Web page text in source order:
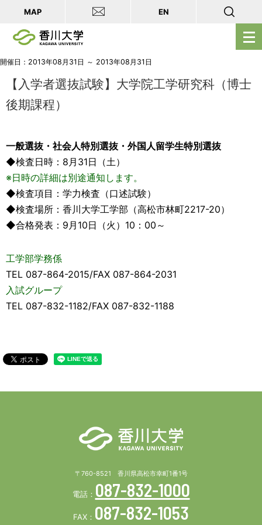
メ
ニ
ー
MAP EN
開催日：2013年08月31日 ～ 2013年08月31日
【入学者選抜試験】大学院工学研究科（博士
後期課程）
一般選抜・社会人特別選抜・外国人留学生特別選抜
◆検査日時：8月31日（土）
※日時の詳細は別途通知します。
◆検査項目：学力検査（口述試験）
◆検査場所：香川大学工学部（高松市林町2217-20）
◆合格発表：9月10日（火）10：00～
工学部学務係
TEL 087-864-2015/FAX 087-864-2031
入試グループ
TEL 087-832-1182/FAX 087-832-1188
〒760-8521 香川県高松市幸町1番1号
電話： 087-832-1000
FAX： 087-832-1053